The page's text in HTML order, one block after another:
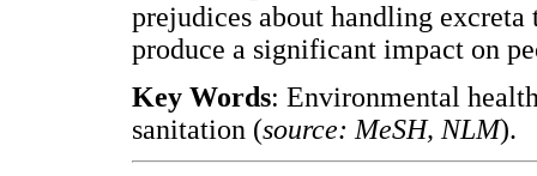
prejudices about handling excreta
produce a significant impact on
Key Words: Environmental
sanitation (source: MeSH, NLM).